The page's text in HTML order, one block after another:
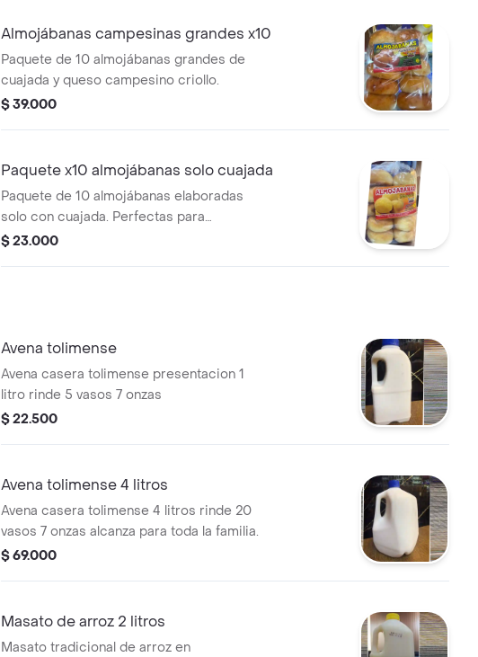
Almojábanas campesinas grandes x10
Paquete de 10 almojábanas grandes de
cuajada y queso campesino criollo.
$ 39.000
Paquete x10 almojábanas solo cuajada
Paquete de 10 almojábanas elaboradas
solo con cuajada. Perfectas para
compartir.
$ 23.000
Avena tolimense
Avena casera tolimense presentacion 1
litro rinde 5 vasos 7 onzas
$ 22.500
Avena tolimense 4 litros
Avena casera tolimense 4 litros rinde 20
vasos 7 onzas alcanza para toda la familia.
$ 69.000
Masato de arroz 2 litros
Masato tradicional de arroz en